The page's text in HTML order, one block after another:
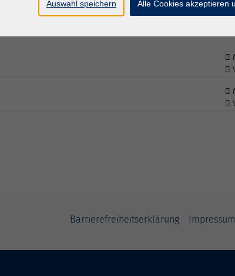
Barrierefreiheitserklärung Impressum
Auswahl speichern Alle Cookies akzeptieren